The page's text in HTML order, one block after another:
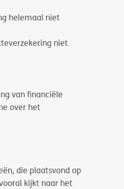
helemaal niet
niet
van financiële
over het
die plaatsvond op
kijkt naar het